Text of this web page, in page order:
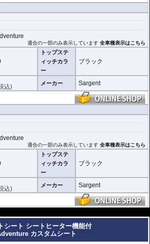
適合の一部のみ表示しています全車種表示はこちら
トップステ
ィッチカラ
ー
ブラック
込) メーカー Sargent
適合の一部のみ表示しています全車種表示はこちら
トップステ
ィッチカラ
ー
ブラック
込) メーカー Sargent
シート シートヒーター機能付
カスタムシート